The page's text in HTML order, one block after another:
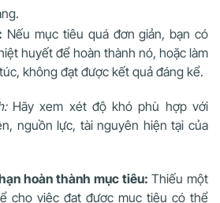
Nếu mục tiêu quá đơn giản, bạn có
huyết để hoàn thành nó, hoặc làm
không đạt được kết quả đáng kể.
Hãy xem xét độ khó phù hợp với
nguồn lực, tài nguyên hiện tại của
hoàn thành mục tiêu: Thiếu một
cho việc đạt được mục tiêu có thể